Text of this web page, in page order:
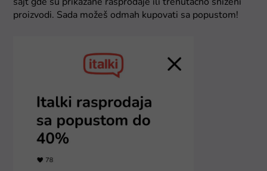
sajt gde su prikazane rasprodaje ili trenutačno sniženi
proizvodi. Sada možeš odmah kupovati sa popustom!